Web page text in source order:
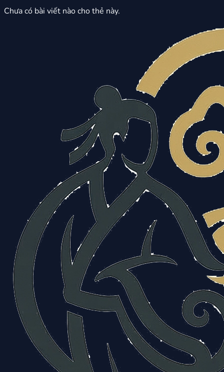
Chưa có bài viết nào cho thẻ này.